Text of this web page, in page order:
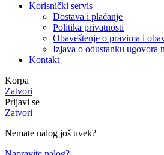
Korisnički servis
Dostava i plaćanje
Politika privatnosti
Obaveštenje o pravima i
Izjava o odustanku ugovora
Kontakt
Korpa
Zatvori
Prijavi se
Zatvori
Nemate nalog još uvek?